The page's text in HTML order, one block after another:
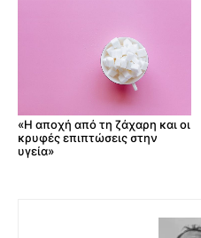
«Η αποχή από τη ζάχαρη και οι
κρυφές επιπτώσεις στην
υγεία»